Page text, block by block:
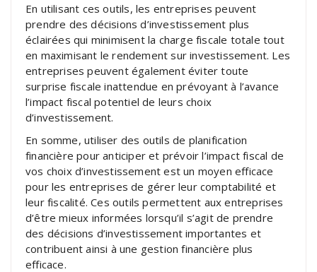
En utilisant ces outils, les entreprises peuvent
prendre des décisions d’investissement plus
éclairées qui minimisent la charge fiscale totale tout
en maximisant le rendement sur investissement. Les
entreprises peuvent également éviter toute
surprise fiscale inattendue en prévoyant à l’avance
l’impact fiscal potentiel de leurs choix
d’investissement.
En somme, utiliser des outils de planification
financière pour anticiper et prévoir l’impact fiscal de
vos choix d’investissement est un moyen efficace
pour les entreprises de gérer leur comptabilité et
leur fiscalité. Ces outils permettent aux entreprises
d’être mieux informées lorsqu’il s’agit de prendre
des décisions d’investissement importantes et
contribuent ainsi à une gestion financière plus
efficace.